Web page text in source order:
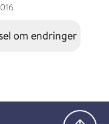
om endringer